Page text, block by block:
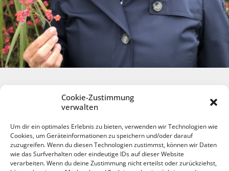
Cookie-Zustimmung
verwalten
Um dir ein optimales Erlebnis zu bieten, verwenden wir Technologien wie
Cookies, um Geräteinformationen zu speichern und/oder darauf
zuzugreifen. Wenn du diesen Technologien zustimmst, können wir Daten
wie das Surfverhalten oder eindeutige IDs auf dieser Website
verarbeiten. Wenn du deine Zustimmung nicht erteilst oder zurückziehst,